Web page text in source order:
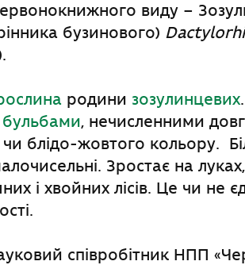
виду –
бузинового)
родини зозулинцевих
бульбами, нечисленними
блідо-жовтого кольору.
Зростає на луках,
і хвойних лісів. Це чи не
співробітник НПП